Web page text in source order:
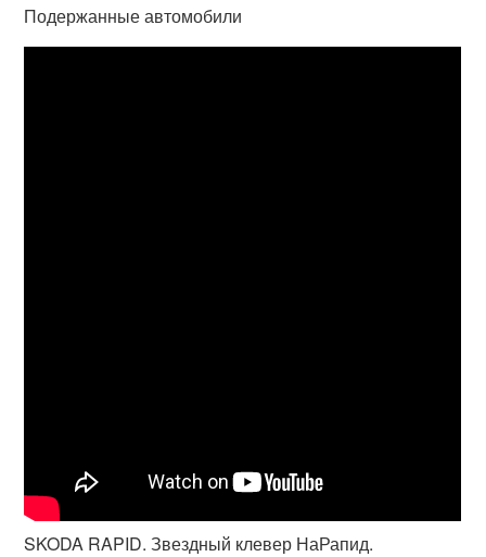
Подержанные автомобили
SKODA RAPID. Звездный клевер НаРапид.